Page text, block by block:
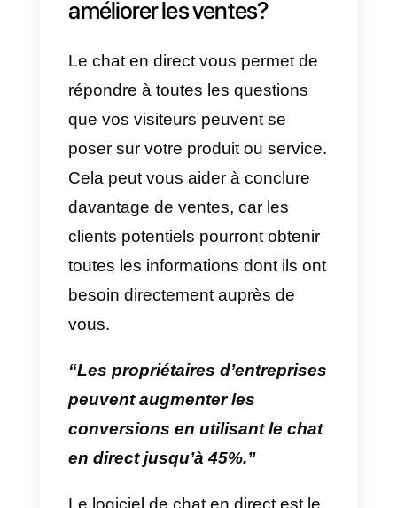
également contribuer à améliorer
l’expérience client.
Voyons donc comment vous
pouvez améliorer vos ventes en
utilisant le chat en direct grâce à
ces techniques efficaces.
Comment le chat en direct
peut-il contribuer à
Le chat en direct vous permet de
répondre à toutes les questions